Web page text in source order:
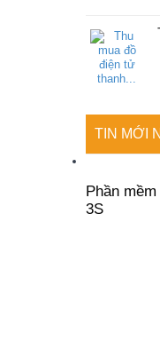
TIN MỚI
Phần
3S